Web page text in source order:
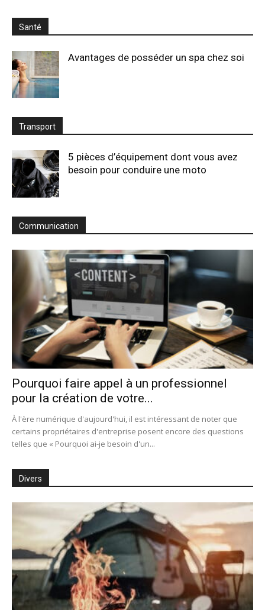
Santé
Avantages de posséder un spa chez soi
Transport
5 pièces d’équipement dont vous avez
besoin pour conduire une moto
Communication
Pourquoi faire appel à un professionnel
pour la création de votre...
À l'ère numérique d'aujourd'hui, il est intéressant de noter que
certains propriétaires d'entreprise posent encore des questions
telles que « Pourquoi ai-je besoin d'un...
Divers